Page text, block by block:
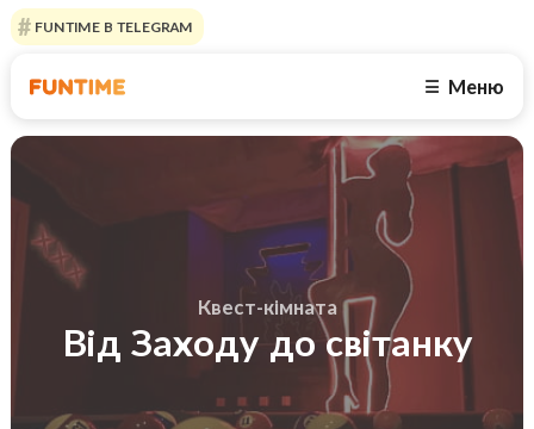
FUNTIME В TELEGRAM
☰ Меню
Квест-кімната
Від Заходу до світанку